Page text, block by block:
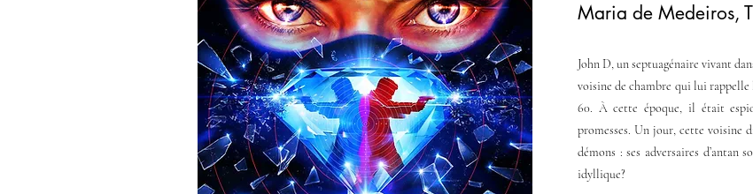
Maria de Medeiros,
John D, un septuagénaire vivant
voisine de chambre qui lui rappelle
60. À cette époque, il était
promesses. Un jour, cette voisine
démons : ses adversaires d’antan
idyllique?